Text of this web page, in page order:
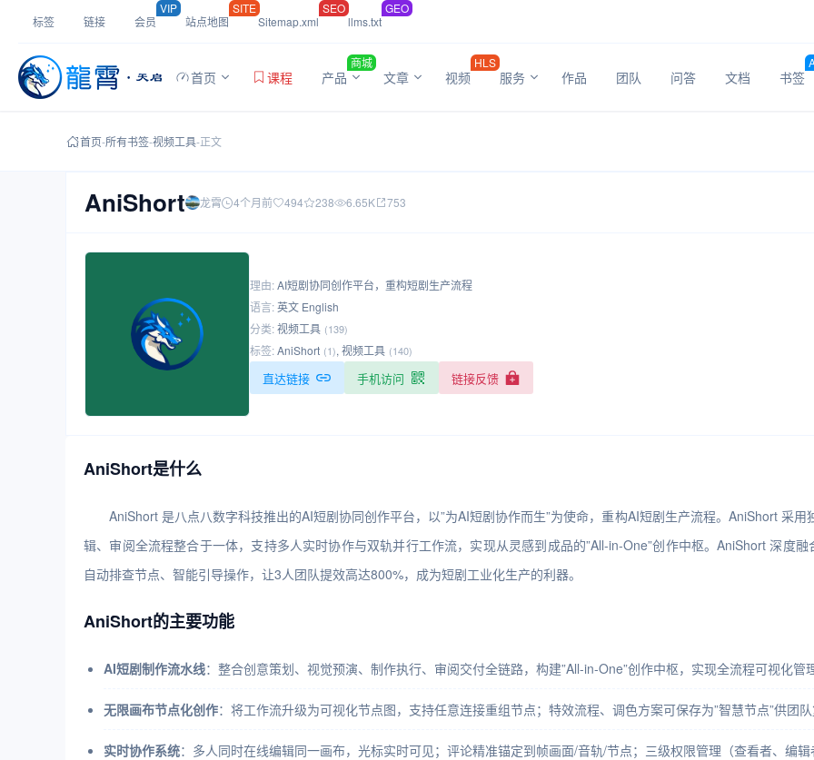
标签 链接 会员
VIP
站点地图
SITE
Sitemap.xml
SEO
llms.txt
GEO
首页 课程 产品
商城
文章 视频
HLS
服务 作品 团队 问答 文档 书签
首页-所有书签-视频工具-正文
AniShort 龙霄 4个月前 494 238 6.65K 753
理由:AI短剧协同创作平台，重构短剧生产流程
语言:英文 English
分类:视频工具 (139)
标签:AniShort (1), 视频工具 (140)
直达链接 手机访问 链接反馈
AniShort是什么
AniShort 是八点八数字科技推出的AI短剧协同创作平台，以”为AI短剧协作而生”为使命，重构AI短剧生产流程。AniShort 采
辑、审阅全流程整合于一体，支持多人实时协作与双轨并行工作流，实现从灵感到成品的”All-in-One”创作中枢。AniShort 深度
自动排查节点、智能引导操作，让3人团队提效高达800%，成为短剧工业化生产的利器。
AniShort的主要功能
AI短剧制作流水线：整合创意策划、视觉预演、制作执行、审阅交付全链路，构建”All-in-One”创作中枢，实现全流程可视化管
无限画布节点化创作：将工作流升级为可视化节点图，支持任意连接重组节点；特效流程、调色方案可保存为”智慧节点”供团
实时协作系统：多人同时在线编辑同一画布，光标实时可见；评论精准锚定到帧画面/音轨/节点；三级权限管理（查看者、编